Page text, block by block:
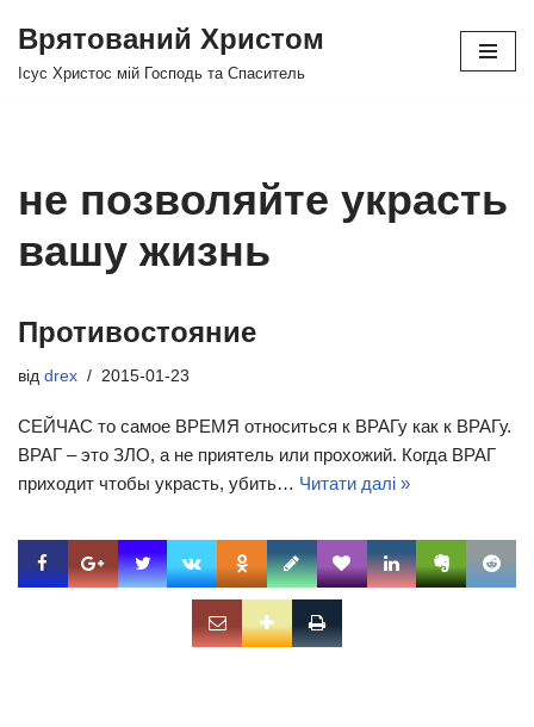
Перейти
Врятований Христом
Ісус Христос мій Господь та Спаситель
не позволяйте украсть
вашу жизнь
Противостояние
від drex 2015-01-23
СЕЙЧАС то самое ВРЕМЯ относиться к ВРАГу как к ВРАГу.
ВРАГ – это ЗЛО, а не приятель или прохожий. Когда ВРАГ
приходит чтобы украсть, убить… Читати далі »